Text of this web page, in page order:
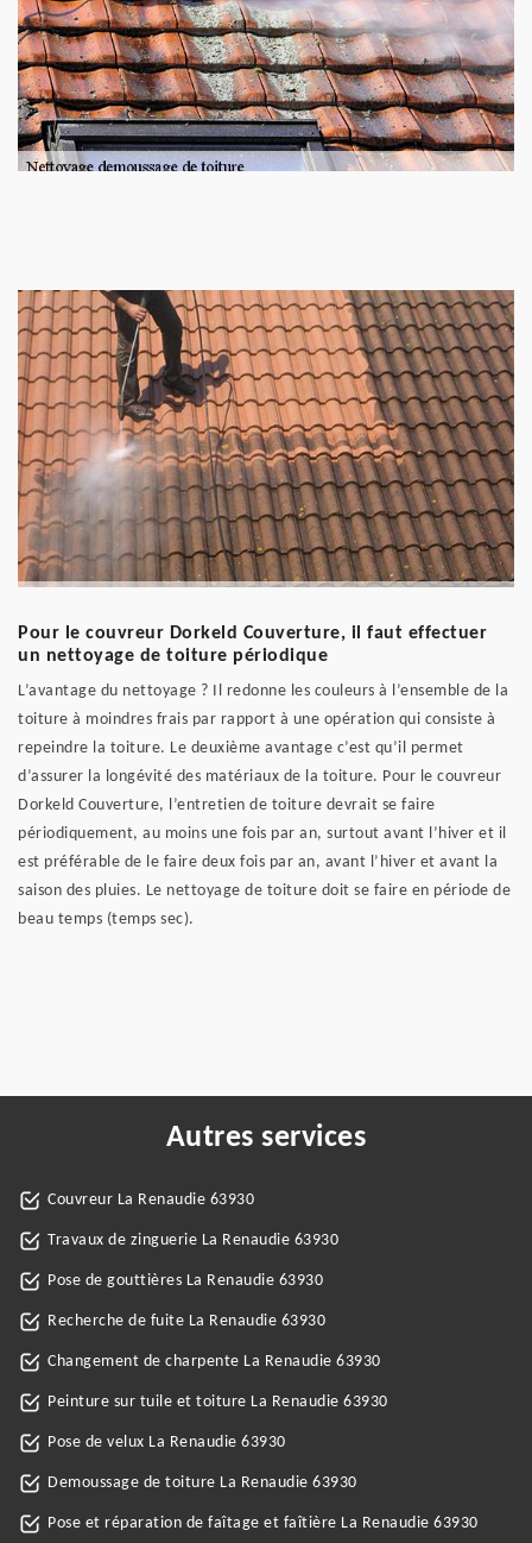
Pour le couvreur Dorkeld Couverture, il faut effectuer
un nettoyage de toiture périodique
L’avantage du nettoyage ? Il redonne les couleurs à l’ensemble de la
toiture à moindres frais par rapport à une opération qui consiste à
repeindre la toiture. Le deuxième avantage c’est qu’il permet
d’assurer la longévité des matériaux de la toiture. Pour le couvreur
Dorkeld Couverture, l’entretien de toiture devrait se faire
périodiquement, au moins une fois par an, surtout avant l’hiver et il
est préférable de le faire deux fois par an, avant l’hiver et avant la
saison des pluies. Le nettoyage de toiture doit se faire en période de
beau temps (temps sec).
Autres services
Couvreur La Renaudie 63930
Travaux de zinguerie La Renaudie 63930
Pose de gouttières La Renaudie 63930
Recherche de fuite La Renaudie 63930
Changement de charpente La Renaudie 63930
Peinture sur tuile et toiture La Renaudie 63930
Pose de velux La Renaudie 63930
Demoussage de toiture La Renaudie 63930
Pose et réparation de faîtage et faîtière La Renaudie 63930